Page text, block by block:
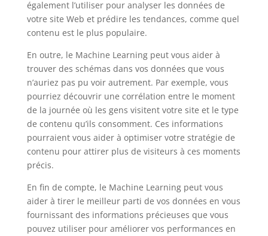
également l’utiliser pour analyser les données de
votre site Web et prédire les tendances, comme quel
contenu est le plus populaire.
En outre, le Machine Learning peut vous aider à
trouver des schémas dans vos données que vous
n’auriez pas pu voir autrement. Par exemple, vous
pourriez découvrir une corrélation entre le moment
de la journée où les gens visitent votre site et le type
de contenu qu’ils consomment. Ces informations
pourraient vous aider à optimiser votre stratégie de
contenu pour attirer plus de visiteurs à ces moments
précis.
En fin de compte, le Machine Learning peut vous
aider à tirer le meilleur parti de vos données en vous
fournissant des informations précieuses que vous
pouvez utiliser pour améliorer vos performances en